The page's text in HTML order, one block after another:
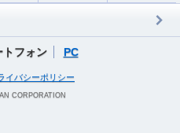
トフォン PC
イバシーポリシー
CORPORATION